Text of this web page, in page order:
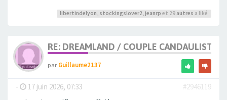
libertindelyon, stockingslover2, jeanrp et 29 autres a liké
RE: DREAMLAND / COUPLE CANDAULISTE
parGuillaume2137
- 17 juin 2026, 07:33
#2946119